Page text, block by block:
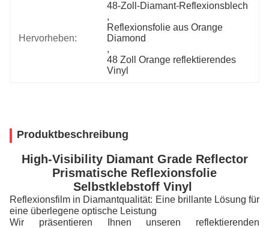
Hervorheben:
48-Zoll-Diamant-Reflexionsblech
,
Reflexionsfolie aus Orange
Diamond
,
48 Zoll Orange reflektierendes
Vinyl
Produktbeschreibung
High-Visibility Diamant Grade Reflector
Prismatische Reflexionsfolie
Selbstklebstoff Vinyl
Reflexionsfilm in Diamantqualität: Eine brillante Lösung für
eine überlegene optische Leistung
Wir präsentieren Ihnen unseren reflektierenden